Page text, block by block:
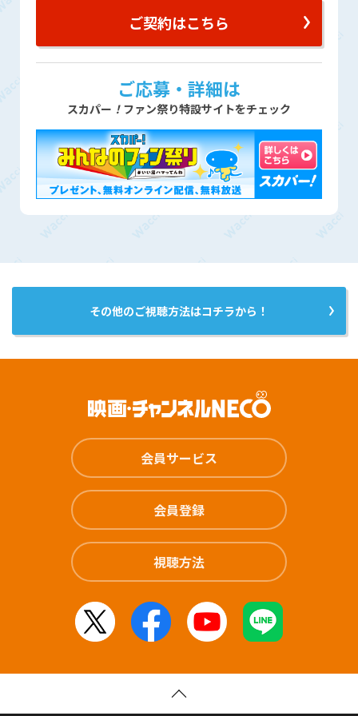
ご契約はこちら
ご応募・詳細は
スカパー ！ ファン祭り特設サイトをチェック
その他のご視聴方法はコチラから！
会員サービス
会員登録
視聴方法